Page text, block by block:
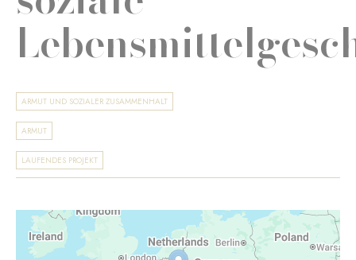
ARMUT UND SOZIALER ZUSAMMENHALT
ARMUT
LAUFENDES PROJEKT